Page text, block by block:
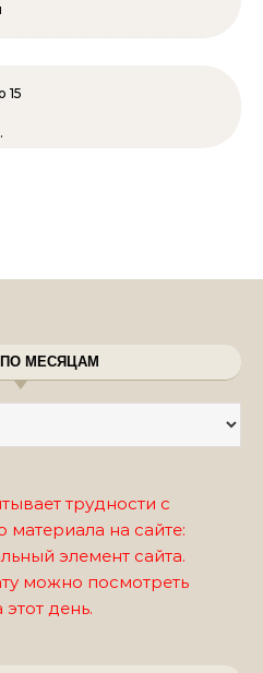
15
МЕСЯЦАМ
трудности с
материала на сайте:
элемент сайта.
можно посмотреть
день.